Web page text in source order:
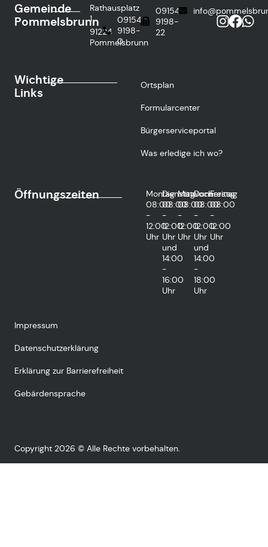
Gemeinde
Pommelsbrunn
Rathausplatz
1
91224
Pommelsbrunn
09154
9198-
0
09154
9198-
22
Wichtige
Links
Ortsplan
Formularcenter
Bürgerserviceportal
Was erledige ich wo?
Öffnungszeiten
Montag
08:00
-
12:00
Uhr
Dienstag
08:00
-
12:00
Uhr
und
14:00
-
16:00
Uhr
Mittwoch
08:00
-
12:00
Uhr
Donnerstag
08:00
-
12:00
Uhr
und
14:00
-
18:00
Uhr
Freitag
08:00
-
12:00
Uhr
Impressum
Datenschutzerklärung
Erklärung zur Barrierefreiheit
Gebärdensprache
Copyright 2026 © Alle Rechte vorbehalten.